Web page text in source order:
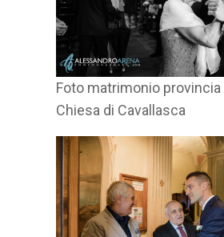
Foto matrimonio provincia
Chiesa di Cavallasca